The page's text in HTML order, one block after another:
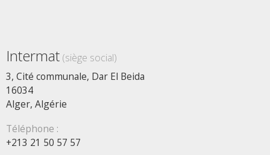
Intermat (siège social)
3, Cité communale, Dar El Beida
16034
Alger, Algérie
Téléphone :
+213 21 50 57 57